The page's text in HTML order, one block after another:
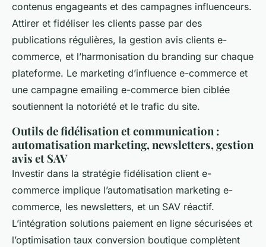
contenus engageants et des campagnes influenceurs.
Attirer et fidéliser les clients passe par des
publications régulières, la gestion avis clients e-
commerce, et l’harmonisation du branding sur chaque
plateforme. Le marketing d’influence e-commerce et
une campagne emailing e-commerce bien ciblée
soutiennent la notoriété et le trafic du site.
Outils de fidélisation et communication :
automatisation marketing, newsletters, gestion
avis et SAV
Investir dans la stratégie fidélisation client e-
commerce implique l’automatisation marketing e-
commerce, les newsletters, et un SAV réactif.
L’intégration solutions paiement en ligne sécurisées et
l’optimisation taux conversion boutique complètent